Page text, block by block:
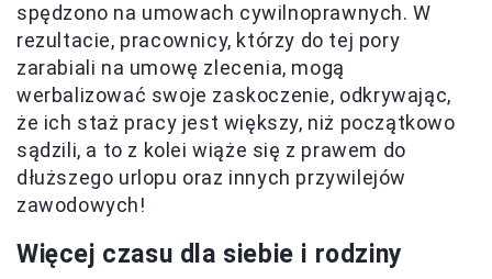
spędzono na umowach cywilnoprawnych. W
rezultacie, pracownicy, którzy do tej pory
zarabiali na umowę zlecenia, mogą
werbalizować swoje zaskoczenie, odkrywając,
że ich staż pracy jest większy, niż początkowo
sądzili, a to z kolei wiąże się z prawem do
dłuższego urlopu oraz innych przywilejów
zawodowych!
Więcej czasu dla siebie i rodziny